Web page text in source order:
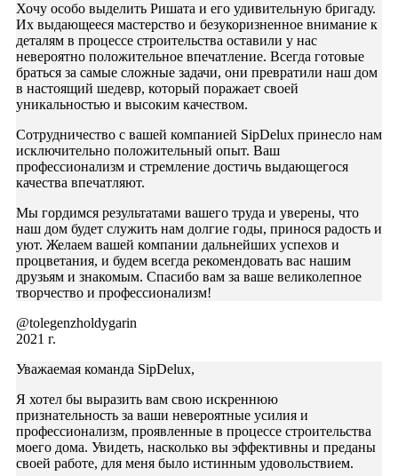
Хочу особо выделить Ришата и его удивительную бригаду.
Их выдающееся мастерство и безукоризненное внимание к
деталям в процессе строительства оставили у нас
невероятно положительное впечатление. Всегда готовые
браться за самые сложные задачи, они превратили наш дом
в настоящий шедевр, который поражает своей
уникальностью и высоким качеством.
Сотрудничество с вашей компанией SipDelux принесло нам
исключительно положительный опыт. Ваш
профессионализм и стремление достичь выдающегося
качества впечатляют.
Мы гордимся результатами вашего труда и уверены, что
наш дом будет служить нам долгие годы, принося радость и
уют. Желаем вашей компании дальнейших успехов и
процветания, и будем всегда рекомендовать вас нашим
друзьям и знакомым. Спасибо вам за ваше великолепное
творчество и профессионализм!
@tolegenzholdygarin
2021 г.
Уважаемая команда SipDelux,
Я хотел бы выразить вам свою искреннюю
признательность за ваши невероятные усилия и
профессионализм, проявленные в процессе строительства
моего дома. Увидеть, насколько вы эффективны и преданы
своей работе, для меня было истинным удовольствием.